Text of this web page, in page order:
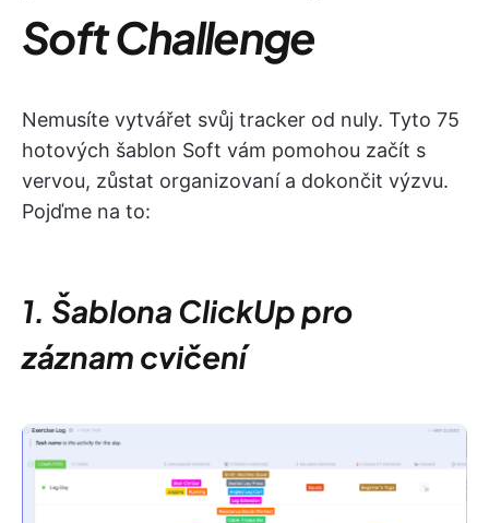
Soft Challenge
Nemusíte vytvářet svůj tracker od nuly. Tyto 75
hotových šablon Soft vám pomohou začít s
vervou, zůstat organizovaní a dokončit výzvu.
Pojďme na to:
1. Šablona ClickUp pro
záznam cvičení